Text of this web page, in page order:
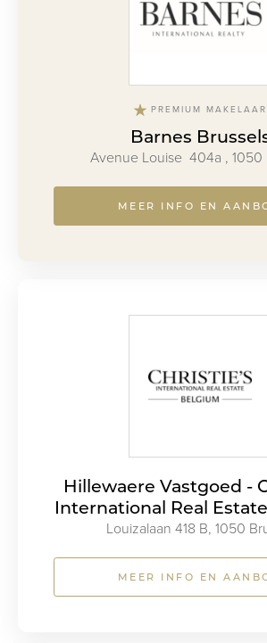
PREMIUM MAKELAAR
Barnes
Avenue Louise 404a , 1050
MEER INFO EN
Hillewaere Vastgoed -
International Real
Louizalaan 418 B, 1050
MEER INFO EN